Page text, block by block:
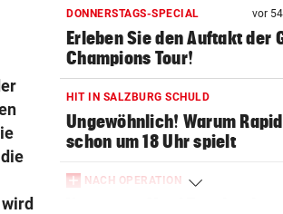
DONNERSTAGS-SPECIAL vor
Erleben Sie den Auftakt der
Champions Tour!
HIT IN SALZBURG SCHULD
Ungewöhnlich! Warum Rapid
schon um 18 Uhr spielt
NACH OPERATION